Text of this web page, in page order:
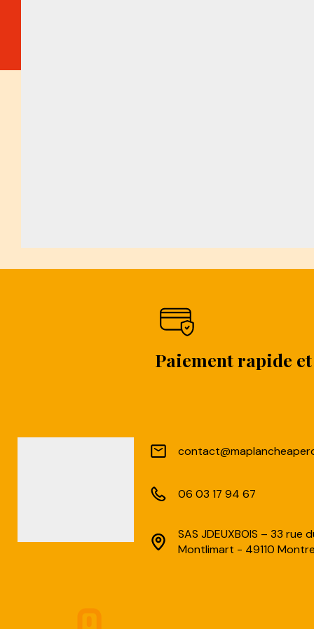
Paiement rapide
06 03 17 94 67
SAS JDEUXBOIS – 33
Montlimart - 49110